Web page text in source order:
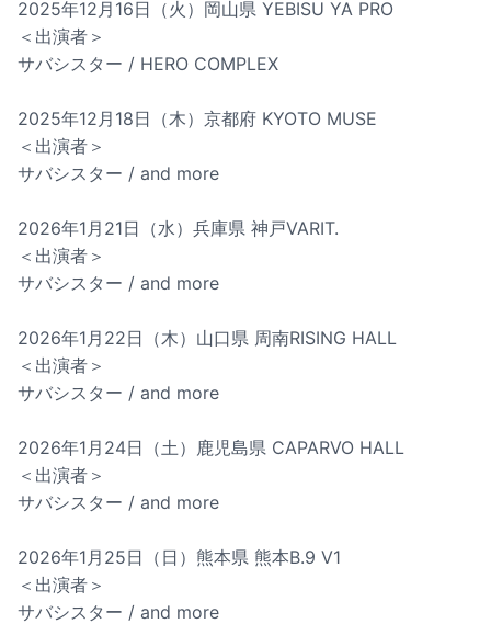
2025年12月16日（火）岡山県 YEBISU YA PRO
＜出演者＞
サバシスター / HERO COMPLEX
2025年12月18日（木）京都府 KYOTO MUSE
＜出演者＞
サバシスター / and more
2026年1月21日（水）兵庫県 神戸VARIT.
＜出演者＞
サバシスター / and more
2026年1月22日（木）山口県 周南RISING HALL
＜出演者＞
サバシスター / and more
2026年1月24日（土）鹿児島県 CAPARVO HALL
＜出演者＞
サバシスター / and more
2026年1月25日（日）熊本県 熊本B.9 V1
＜出演者＞
サバシスター / and more